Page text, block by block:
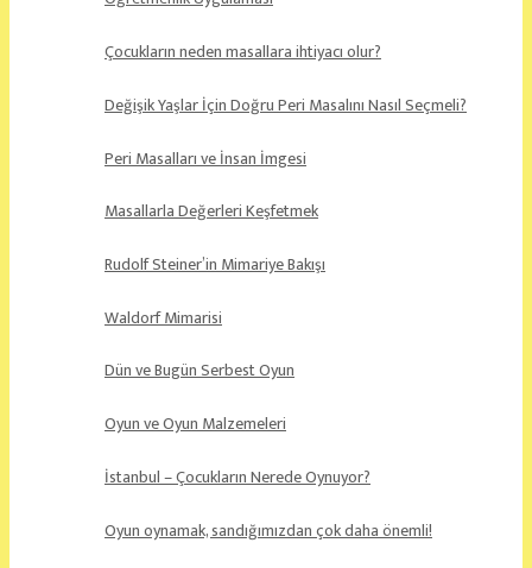
Çocukların neden masallara ihtiyacı olur?
Değişik Yaşlar İçin Doğru Peri Masalını Nasıl Seçmeli?
Peri Masalları ve İnsan İmgesi
Masallarla Değerleri Keşfetmek
Rudolf Steiner’in Mimariye Bakışı
Waldorf Mimarisi
Dün ve Bugün Serbest Oyun
Oyun ve Oyun Malzemeleri
İstanbul – Çocukların Nerede Oynuyor?
Oyun oynamak, sandığımızdan çok daha önemli!